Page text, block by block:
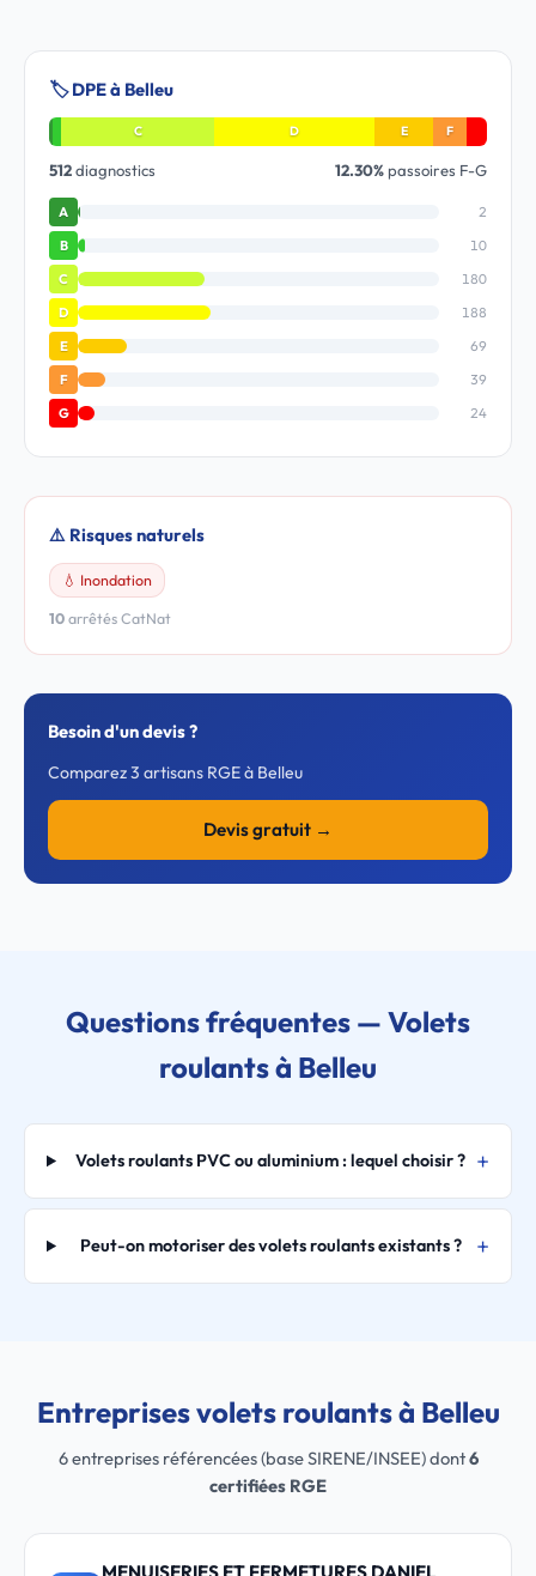
🏷️ DPE à Belleu
C D E F
512diagnostics 12.30%passoires F-G
A 2
B 10
C 180
D 188
E 69
F 39
G 24
⚠️ Risques naturels
💧 Inondation
10 arrêtés CatNat
Besoin d'un devis ?
Comparez 3 artisans RGE à Belleu
Devis gratuit →
Questions fréquentes — Volets
roulants à Belleu
Volets roulants PVC ou aluminium : lequel choisir ?
Peut-on motoriser des volets roulants existants ?
Entreprises volets roulants à Belleu
6 entreprises référencées (base SIRENE/INSEE) dont6
certifiées RGE